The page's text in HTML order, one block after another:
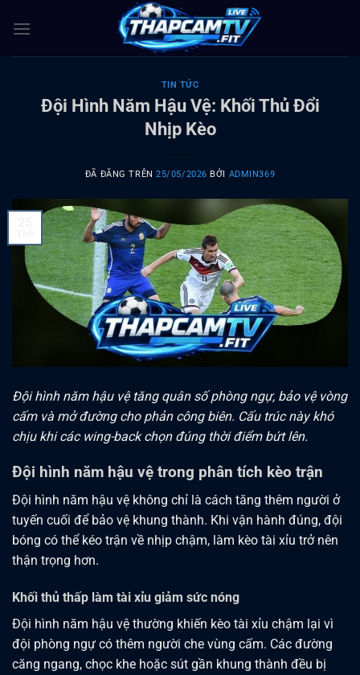
đến
TIN TỨC
Đội Hình Năm Hậu Vệ: Khối Thủ Đổi
Nhịp Kèo
ĐÃ ĐĂNG TRÊN25/05/2026 BỞI ADMIN369
Đội hình năm hậu vệ tăng quân số phòng ngự, bảo vệ vòng
cấm và mở đường cho phản công biên. Cấu trúc này khó
chịu khi các wing-back chọn đúng thời điểm bứt lên.
Đội hình năm hậu vệ trong phân tích kèo trận
Đội hình năm hậu vệ không chỉ là cách tăng thêm người ở
tuyến cuối để bảo vệ khung thành. Khi vận hành đúng, đội
bóng có thể kéo trận về nhịp chậm, làm kèo tài xỉu trở nên
thận trọng hơn.
Khối thủ thấp làm tài xỉu giảm sức nóng
Đội hình năm hậu vệ thường khiến kèo tài xỉu chậm lại vì
đội phòng ngự có thêm người che vùng cấm. Các đường
căng ngang, chọc khe hoặc sút gần khung thành đều bị